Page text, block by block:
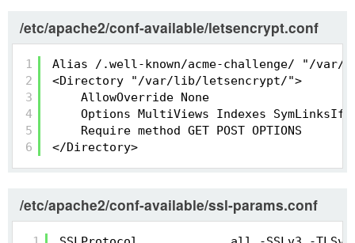
/etc/apache2/conf-available/letsencrypt.conf
1
2
3
4
5
6
Alias /.well-known/acme-challenge/ "/var/
<Directory "/var/lib/letsencrypt/">
AllowOverride None
Options MultiViews Indexes
Require method GET POST OPTIONS
</Directory>
/etc/apache2/conf-available/ssl-params.conf